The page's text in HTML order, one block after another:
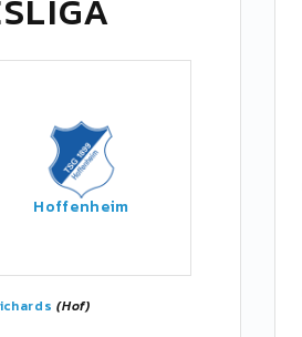
Hoffenheim
(Hof)